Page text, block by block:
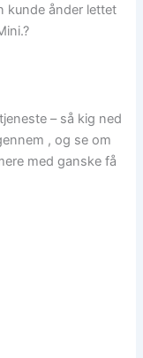
kunde ånder lettet
– så kig ned
, og se om
med ganske få